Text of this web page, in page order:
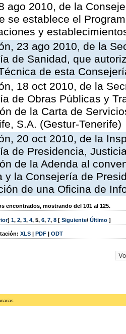
ago 2010, de la
se establece el
y
23 ago 2010, de la
de Sanidad, que
de esta
18 oct 2010, de la
de Obras Públicas y
de la Carta de
S.A. (Gestur-Tenerife)
20 oct 2010, de la
de Presidencia,
de la Adenda al
y la Consejería de
de una Oficina de
encontrados, mostrando del 101 al 125.
] 1, 2, 3, 4, 5, 6, 7, 8 [ Siguiente/ Último ]
XLS | PDF | ODT